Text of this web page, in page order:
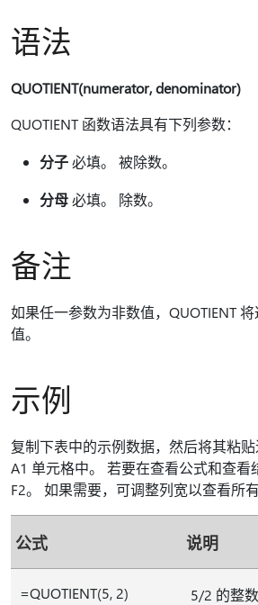
语法
QUOTIENT(numerator, denominator)
QUOTIENT 函数语法具有下列参数：
分子必填。 被除数。
分母必填。 除数。
备注
如果任一参数为非数值，QUOTIENT
值。
示例
复制下表中的示例数据，然后将其粘贴
A1 单元格中。 若要在查看公式和查看
F2。 如果需要，可调整列宽以查看所有
公式 说明
=QUOTIENT(5, 2) 5/2 的整